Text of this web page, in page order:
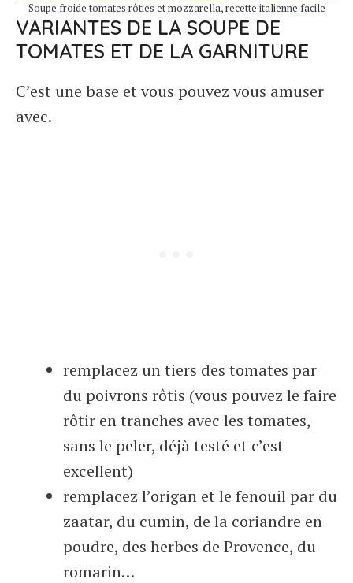
Soupe froide tomates rôties et mozzarella, recette italienne facile
VARIANTES DE LA SOUPE DE
TOMATES ET DE LA GARNITURE
C’est une base et vous pouvez vous amuser
avec.
remplacez un tiers des tomates par
du poivrons rôtis (vous pouvez le faire
rôtir en tranches avec les tomates,
sans le peler, déjà testé et c’est
excellent)
remplacez l’origan et le fenouil par du
zaatar, du cumin, de la coriandre en
poudre, des herbes de Provence, du
romarin…